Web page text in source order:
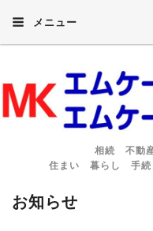
メニュー
相続 不動
住まい 暮らし 手続
お知らせ